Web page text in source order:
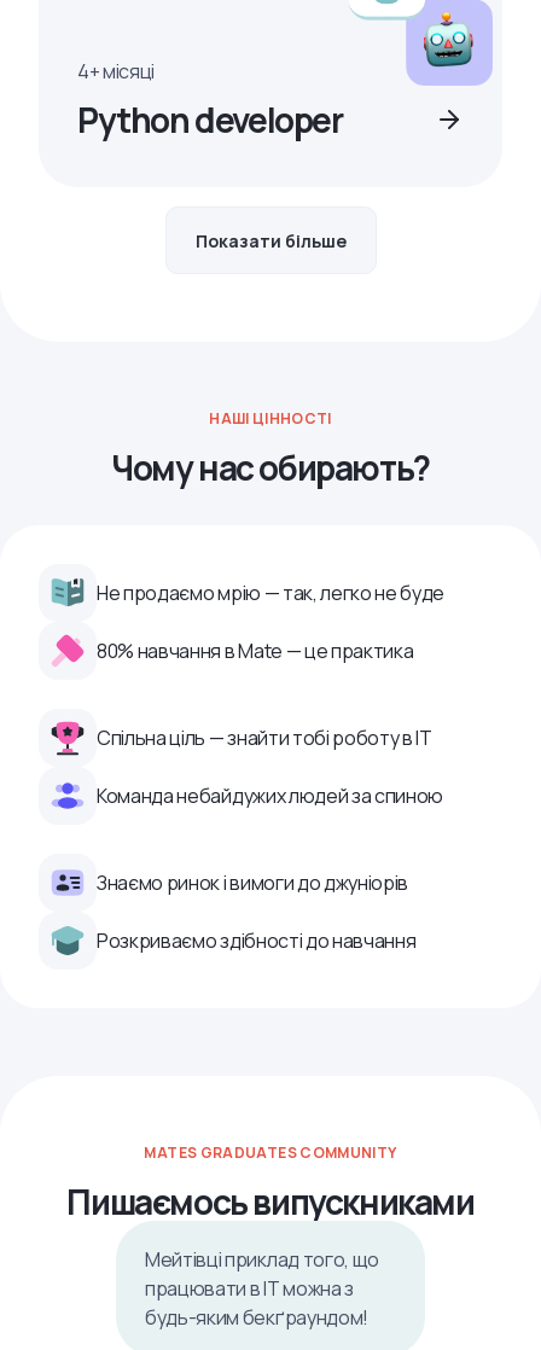
4+ місяці
Python developer
Показати більше
НАШІ ЦІННОСТІ
Чому нас обирають?
Не продаємо мрію — так, легко не буде
80% навчання в Mate — це практика
Спільна ціль — знайти тобі роботу в ІТ
Команда небайдужих людей за спиною
Знаємо ринок і вимоги до джуніорів
Розкриваємо здібності до навчання
MATES GRADUATES COMMUNITY
Пишаємось випускниками
Мейтівці приклад того, що
працювати в ІТ можна з
будь-яким бекґраундом!